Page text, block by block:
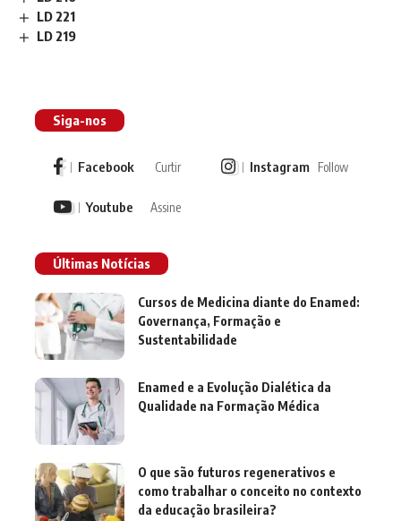
LD 221
LD 219
Siga-nos
Facebook Curtir Instagram Follow
Youtube Assine
Últimas Notícias
Cursos de Medicina diante do Enamed:
Governança, Formação e
Sustentabilidade
Enamed e a Evolução Dialética da
Qualidade na Formação Médica
O que são futuros regenerativos e
como trabalhar o conceito no contexto
da educação brasileira?